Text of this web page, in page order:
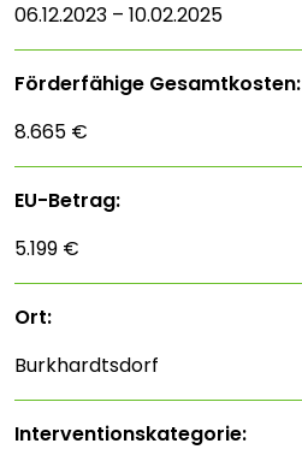
06.12.2023 – 10.02.2025
Förderfähige Gesamtkosten:
8.665 €
EU-Betrag:
5.199 €
Ort:
Burkhardtsdorf
Interventions­kategorie: